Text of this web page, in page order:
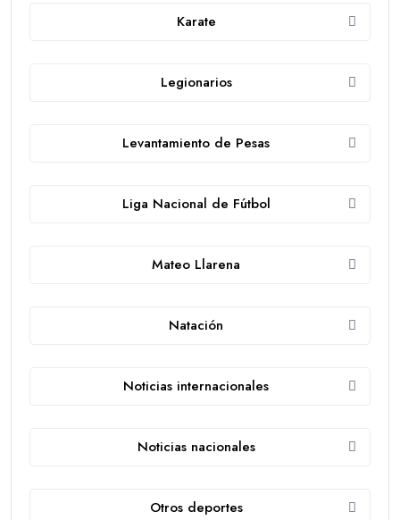
Karate
Legionarios
Levantamiento de Pesas
Liga Nacional de Fútbol
Mateo Llarena
Natación
Noticias internacionales
Noticias nacionales
Otros deportes